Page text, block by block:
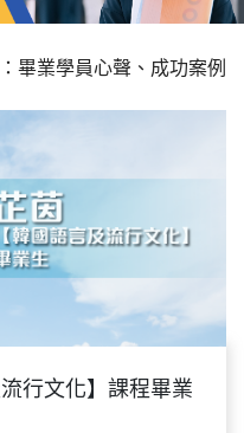
畢業學員心聲、成功案例
行文化】課程畢業